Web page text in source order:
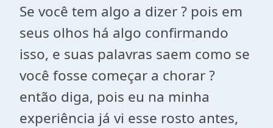
Se você tem algo a dizer ? pois em
seus olhos há algo confirmando
isso, e suas palavras saem como se
você fosse começar a chorar ?
então diga, pois eu na minha
experiência já vi esse rosto antes,